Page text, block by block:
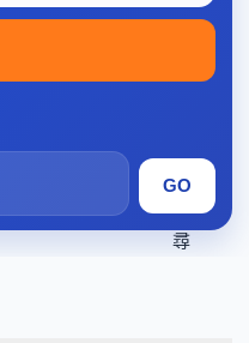
搜
尋